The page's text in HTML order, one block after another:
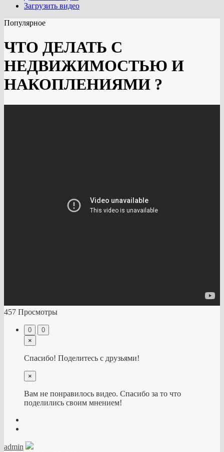
Загрузить видео
Популярное
ЧТО ДЕЛАТЬ С
НЕДВИЖИМОСТЬЮ И
НАКОПЛЕНИЯМИ ?
457 Просмотры
0
0
×
Спасибо! Поделитесь с друзьями!
×
Вам не понравилось видео. Спасибо за то что
поделились своим мнением!
admin